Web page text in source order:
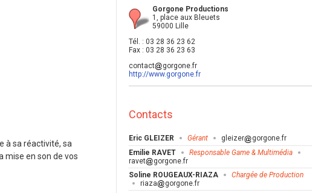
Gorgone Productions
1, place aux Bleuets
59000 Lille
Tél. : 03 28 36 23 62
Fax : 03 28 36 23 63
contact
gorgone.fr
http://www.gorgone.fr
Contacts
Eric GLEIZER Gérant gleizer
gorgone.fr
Emilie RAVET
Responsable Game & Multimédia
ravet
gorgone.fr
Soline ROUGEAUX-RIAZA
Chargée de Production
riaza
gorgone.fr
à sa réactivité, sa
mise en son de vos